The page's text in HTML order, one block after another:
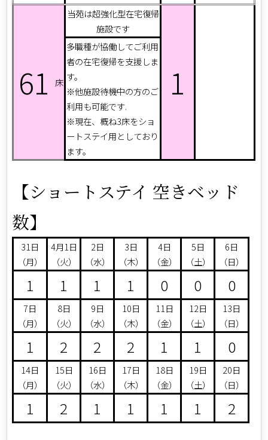
61 床
当苑は超強化型在宅復帰
施設です
1
多職種が協働してご利用
者の在宅復帰を支援しま
す。
※他施設待機中の方のご
利用も可能です.
※現在、概ね3床をショ
ートステイ用としており
ます。
【ショートステイ 空きベッド
数】
31日
（月）
4月1日
（火）
2日
（水）
3日
（木）
4日
（金）
5日
（土）
6日
（日）
1 1 1 1 0 0 0
7日
（月）
8日
（火）
9日
（水）
10日
（木）
11日
（金）
12日
（土）
13日
（日）
1 2 2 2 1 1 0
14日
（月）
15日
（火）
16日
（水）
17日
（木）
18日
（金）
19日
（土）
20日
（日）
1 2 1 1 1 1 2